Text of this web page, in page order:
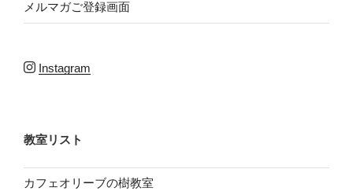
メルマガご登録画面
Instagram
教室リスト
カフェオリーブの樹教室